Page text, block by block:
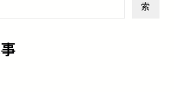
索